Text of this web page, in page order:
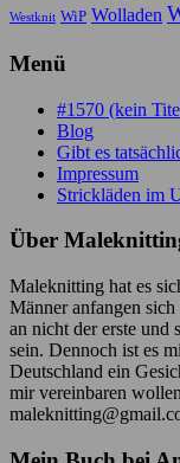
Westknit WiP Wolladen
Menü
#1570 (kein
Blog
Gibt es
Impressum
Strickläden im
Über
Maleknitting hat es
Männer anfangen
an nicht der erste und
sein. Dennoch ist es
Deutschland ein
mir vereinbaren